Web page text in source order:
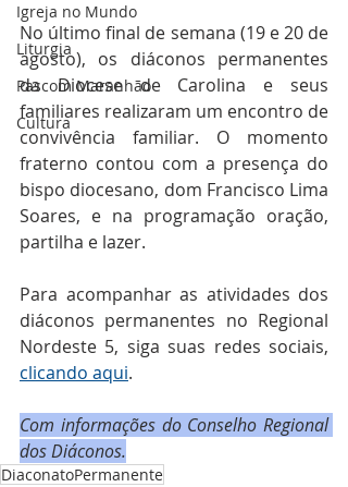
Igreja no Mundo
Liturgia
Pascom Maranhão
Cultura
No último final de semana (19 e 20 de
agosto), os diáconos permanentes
da Diocese de Carolina e seus
familiares realizaram um encontro de
convivência familiar. O momento
fraterno contou com a presença do
bispo diocesano, dom Francisco Lima
Soares, e na programação oração,
partilha e lazer.
Para acompanhar as atividades dos
diáconos permanentes no Regional
clicando aqui.
Com informações do Conselho Regional
dos Diáconos.
DiaconatoPermanente